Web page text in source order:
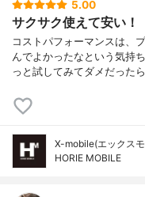
5.00
サクサク使えて安い！
コストパフォーマンスは、
んでよかったなという気持
っと試してみてダメだった
X-mobile(エックス
HORIE MOBILE